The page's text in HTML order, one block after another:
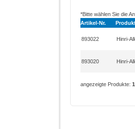
*Bitte wählen Sie die
Artikel-Nr.
893022 Hinri-
893020 Hinri-
angezeigte Produkte: 1